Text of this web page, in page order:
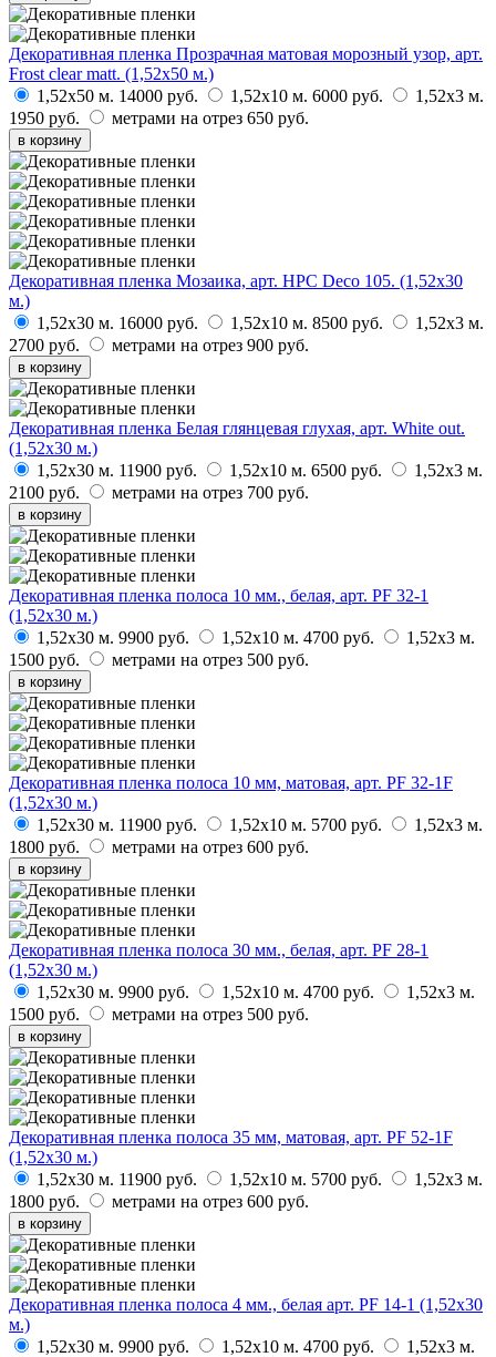
Декоративная пленка Прозрачная матовая морозный узор, арт.
Frost clear matt. (1,52х50 м.)
1,52х50 м. 14000 руб. 1,52х10 м. 6000 руб.
1,52х3 м.
1950 руб.
метрами на отрез 650 руб.
в корзину
Декоративная пленка Мозаика, арт. HPC Deco 105. (1,52х30
м.)
1,52х30 м. 16000 руб. 1,52х10 м. 8500 руб.
1,52х3 м.
2700 руб.
метрами на отрез 900 руб.
в корзину
Декоративная пленка Белая глянцевая глухая, арт. White out.
(1,52х30 м.)
1,52х30 м. 11900 руб. 1,52х10 м. 6500 руб.
1,52х3 м.
2100 руб.
метрами на отрез 700 руб.
в корзину
Декоративная пленка полоса 10 мм., белая, арт. PF 32-1
(1,52х30 м.)
1,52х30 м. 9900 руб. 1,52х10 м. 4700 руб.
1,52х3 м.
1500 руб.
метрами на отрез 500 руб.
в корзину
Декоративная пленка полоса 10 мм, матовая, арт. PF 32-1F
(1,52х30 м.)
1,52х30 м. 11900 руб. 1,52х10 м. 5700 руб.
1,52х3 м.
1800 руб.
метрами на отрез 600 руб.
в корзину
Декоративная пленка полоса 30 мм., белая, арт. PF 28-1
(1,52х30 м.)
1,52х30 м. 9900 руб. 1,52х10 м. 4700 руб.
1,52х3 м.
1500 руб.
метрами на отрез 500 руб.
в корзину
Декоративная пленка полоса 35 мм, матовая, арт. PF 52-1F
(1,52х30 м.)
1,52х30 м. 11900 руб. 1,52х10 м. 5700 руб.
1,52х3 м.
1800 руб.
метрами на отрез 600 руб.
в корзину
Декоративная пленка полоса 4 мм., белая арт. PF 14-1 (1,52х30
м.)
1,52х30 м. 9900 руб. 1,52х10 м. 4700 руб.
1,52х3 м.